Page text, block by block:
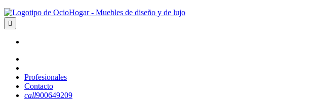

Profesionales
Contacto
call900649209